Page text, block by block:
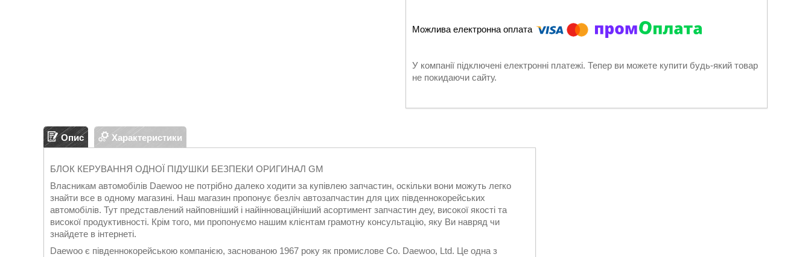
У компанії підключені електронні платежі. Тепер ви можете купити будь-який товар
не покидаючи сайту.
Опис Характеристики
БЛОК КЕРУВАННЯ ОДНОЇ ПІДУШКИ БЕЗПЕКИ ОРИГИНАЛ GM
Власникам автомобілів Daewoo не потрібно далеко ходити за купівлею запчастин, оскільки вони можуть легко
знайти все в одному магазині. Наш магазин пропонує безліч автозапчастин для цих південнокорейських
автомобілів. Тут представлений найповніший і найінноваційніший асортимент запчастин деу, високої якості та
високої продуктивності. Крім того, ми пропонуємо нашим клієнтам грамотну консультацію, яку Ви навряд чи
знайдете в інтернеті.
Daewoo є південнокорейською компанією, заснованою 1967 року як промислове Co. Daewoo, Ltd. Це одна з